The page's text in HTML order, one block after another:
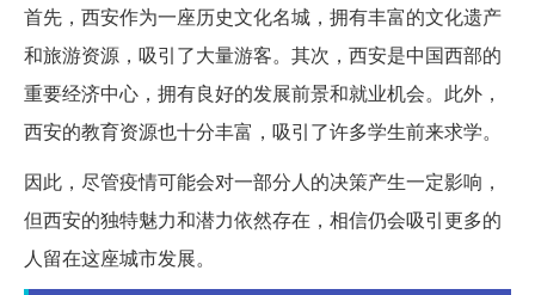
首先，西安作为一座历史文化名城，拥有丰富的文化遗产
和旅游资源，吸引了大量游客。其次，西安是中国西部的
重要经济中心，拥有良好的发展前景和就业机会。此外，
西安的教育资源也十分丰富，吸引了许多学生前来求学。
因此，尽管疫情可能会对一部分人的决策产生一定影响，
但西安的独特魅力和潜力依然存在，相信仍会吸引更多的
人留在这座城市发展。